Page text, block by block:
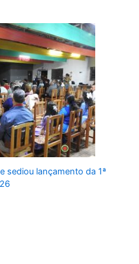
sediou lançamento da 1ª